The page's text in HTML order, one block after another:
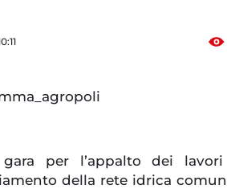
per l’appalto dei
della rete idrica